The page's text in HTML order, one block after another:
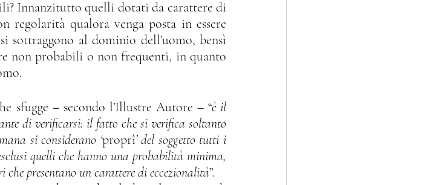
qualora venga posta in essere
sottraggono al dominio dell’uomo, bensì
non probabili o non frequenti, in quanto
sfugge – secondo l’Illustre Autore – “è il
di verificarsi: il fatto che si verifica soltanto
si considerano ‘proprî’ del soggetto tutti i
quelli che hanno una probabilità minima,
presentano un carattere di eccezionalità”.